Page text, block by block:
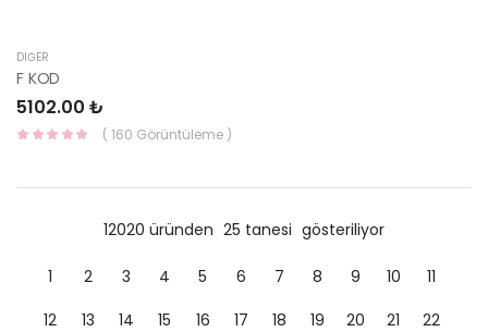
DIĞER
F KOD
5102.00 ₺
( 160 Görüntüleme )
12020 üründen 25 tanesi gösteriliyor
1 2 3 4 5 6 7 8 9 10
11
12
13 14 15 16 17 18 19 20 21
22